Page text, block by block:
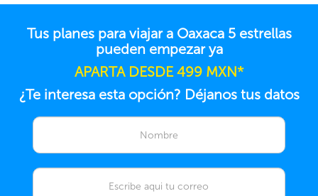
Tus planes para viajar a Oaxaca 5 estrellas
pueden empezar ya
APARTA DESDE 499 MXN*
¿Te interesa esta opción? Déjanos tus datos